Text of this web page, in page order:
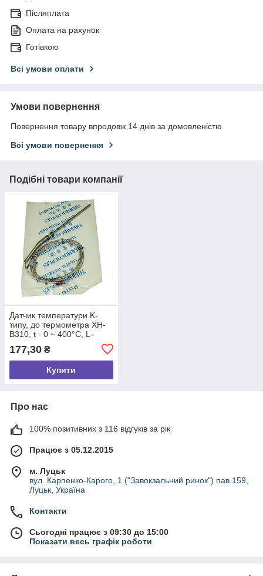
Післяплата
Оплата на рахунок
Готівкою
Всі умови оплати
Умови повернення
Повернення товару впродовж 14 днів за домовленістю
Всі умови повернення
Подібні товари компанії
Датчик температури K-
типу, до термометра XH-
B310, t - 0 ~ 400°C, L-
100мм, довжина проводу
2м.
177,30 ₴
Купити
Про нас
100% позитивних з 116 відгуків за рік
Працює з 05.12.2015
м. Луцьк
вул. Карпенко-Карого, 1 ("Завокзальний ринок") пав.159,
Луцьк, Україна
Контакти
Сьогодні працює з 09:30 до 15:00
Показати весь графік роботи